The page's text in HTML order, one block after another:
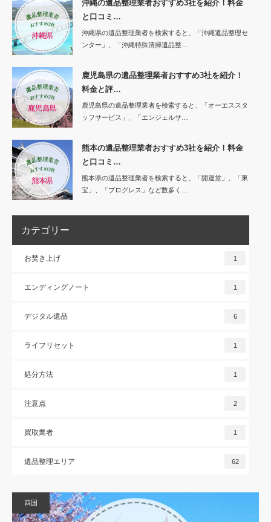
沖縄の遺品整理業者おすすめ3社を紹介！料金
と口コミ…
沖縄県の遺品整理業者を検索すると、「沖縄遺品整理セ
ンター」、「沖縄特殊清掃遺品整…
鹿児島県の遺品整理業者おすすめ3社を紹介！
料金と評…
鹿児島県の遺品整理業者を検索すると、「オーエススタ
ッフサービス」、「エンジェルサ…
熊本の遺品整理業者おすすめ3社を紹介！料金
と口コミ…
熊本県の遺品整理業者を検索すると、「開運堂」、「東
宝」、「プログレス」など数多く…
カテゴリー
お焚き上げ 1
エンディングノート 1
デジタル遺品 6
ライフリセット 1
処分方法 1
注意点 2
買取業者 1
遺品整理エリア 62
四国